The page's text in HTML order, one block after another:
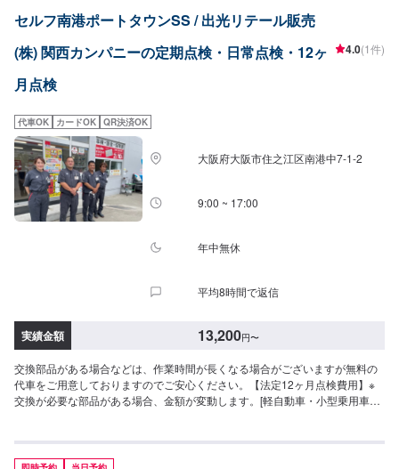
す。交換作業等は必ず、お客様からの許可を得てから行っております。
セルフ南港ポートタウンSS / 出光リテール販売
(株) 関西カンパニーの定期点検・日常点検・12ヶ
月点検
4.0(1件)
代車OK カードOK QR決済OK
大阪府大阪市住之江区南港中7-1-2
9:00 ~ 17:00
年中無休
平均8時間で返信
実績金額 13,200円〜
交換部品がある場合などは、作業時間が長くなる場合がございますが無料の
代車をご用意しておりますのでご安心ください。【法定12ヶ月点検費用】※
交換が必要な部品がある場合、金額が変動します。[軽自動車・小型乗用車・
型貨物]13,200円[輸入車]24,200円[ダブルタイヤ・トラック]35,200円【コン
ピュータ診断(OBD)】3,300円〜